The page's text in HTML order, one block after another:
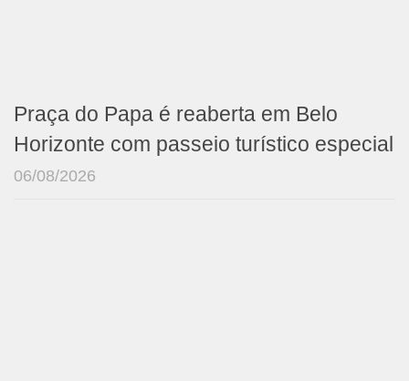
Praça do Papa é reaberta em Belo
Horizonte com passeio turístico especial
06/08/2026